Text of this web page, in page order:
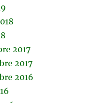
2017
2017
2016